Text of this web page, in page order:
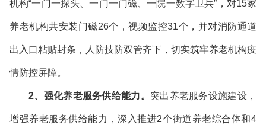
机构“一门一探头、一门一门磁、一院一数字卫兵”，对15家
养老机构共安装门磁26个，视频监控31个，并对消防通道
出入口粘贴封条，人防技防双管齐下，切实筑牢养老机构疫
情防控屏障。
2、强化养老服务供给能力。 突出养老服务设施建设，
增强养老服务供给能力，深入推进2个街道养老综合体和4